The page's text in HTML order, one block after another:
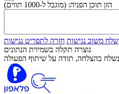
הזן תוכן הפניה: (מוגבל ל-1000 תווים)
שלח משוב נגישות חזרה לתפריט נגישות
נוצרה תקלה בשמירת הנתונים